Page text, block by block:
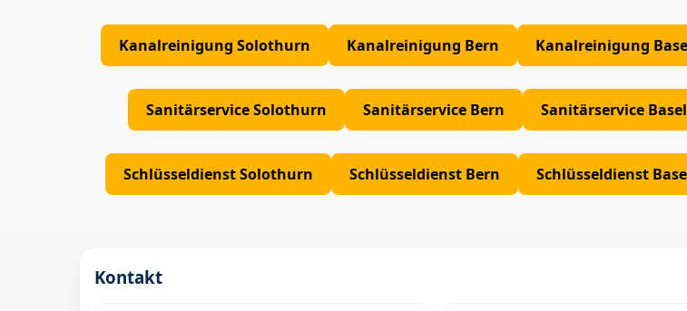
Kanalreinigung Solothurn Kanalreinigung Bern Kanalreinigung
Sanitärservice Solothurn Sanitärservice Bern Sanitärservice Basel
Schlüsseldienst Solothurn Schlüsseldienst Bern Schlüsseldienst
Kontakt